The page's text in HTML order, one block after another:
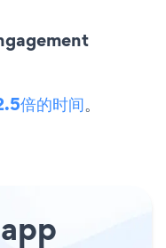
倍的时间。